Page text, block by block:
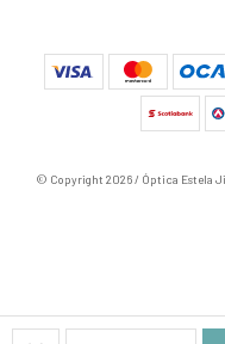
© Copyright 2026 / Óptica Estela